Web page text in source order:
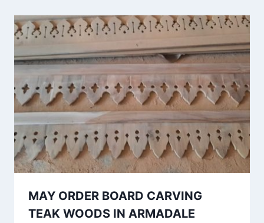
MAY ORDER BOARD CARVING
TEAK WOODS IN ARMADALE